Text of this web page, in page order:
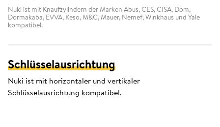
Nuki ist mit Knaufzylindern der Marken Abus, CES, CISA, Dom,
Dormakaba, EVVA, Keso, M&C, Mauer, Nemef, Winkhaus und Yale
kompatibel.
Schlüsselausrichtung
Nuki ist mit horizontaler und vertikaler
Schlüsselausrichtung kompatibel.